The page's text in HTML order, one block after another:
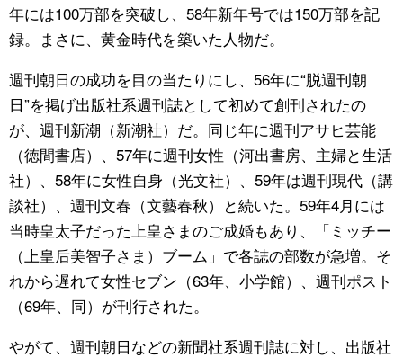
年には100万部を突破し、58年新年号では150万部を記
録。まさに、黄金時代を築いた人物だ。
週刊朝日の成功を目の当たりにし、56年に“脱週刊朝
日”を掲げ出版社系週刊誌として初めて創刊されたの
が、週刊新潮（新潮社）だ。同じ年に週刊アサヒ芸能
（徳間書店）、57年に週刊女性（河出書房、主婦と生活
社）、58年に女性自身（光文社）、59年は週刊現代（講
談社）、週刊文春（文藝春秋）と続いた。59年4月には
当時皇太子だった上皇さまのご成婚もあり、「ミッチー
（上皇后美智子さま）ブーム」で各誌の部数が急増。そ
れから遅れて女性セブン（63年、小学館）、週刊ポスト
（69年、同）が刊行された。
やがて、週刊朝日などの新聞社系週刊誌に対し、出版社